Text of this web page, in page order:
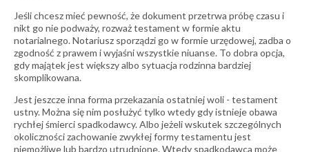
Jeśli chcesz mieć pewność, że dokument przetrwa próbę czasu i
nikt go nie podważy, rozważ testament w formie aktu
notarialnego. Notariusz sporządzi go w formie urzędowej, zadba o
zgodność z prawem i wyjaśni wszystkie niuanse. To dobra opcja,
gdy majątek jest większy albo sytuacja rodzinna bardziej
skomplikowana.
Jest jeszcze inna forma przekazania ostatniej woli - testament
ustny. Można się nim posłużyć tylko wtedy gdy istnieje obawa
rychłej śmierci spadkodawcy. Albo jeżeli wskutek szczególnych
okoliczności zachowanie zwykłej formy testamentu jest
niemożliwe lub bardzo utrudnione. Wtedy spadkodawca może